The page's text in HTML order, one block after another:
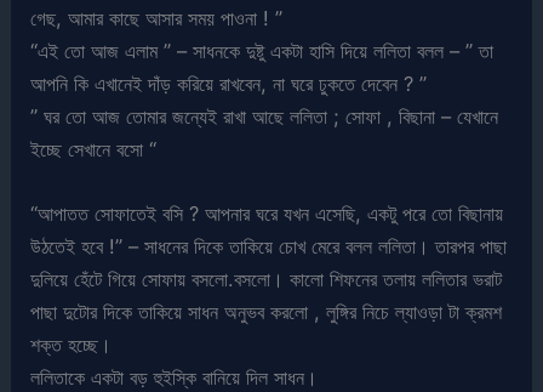
গেছ, আমার কাছে আসার সময় পাওনা ! ”
“এই তো আজ এলাম ” – সাধনকে দুষ্টু একটা হাসি দিয়ে ললিতা বলল – ” তা
আপনি কি এখানেই দাঁড় করিয়ে রাখবেন, না ঘরে ঢুকতে দেবেন ? ”
” ঘর তো আজ তোমার জন্যেই রাখা আছে ললিতা ; সোফা , বিছানা – যেখানে
ইচ্ছে সেখানে বসো “
“আপাতত সোফাতেই বসি ? আপনার ঘরে যখন এসেছি, একটু পরে তো বিছানায়
উঠতেই হবে !” – সাধনের দিকে তাকিয়ে চোখ মেরে বলল ললিতা। তারপর পাছা
দুলিয়ে হেঁটে গিয়ে সোফায় বসলো.বসলো। কালো শিফনের তলায় ললিতার ভরাট
পাছা দুটোর দিকে তাকিয়ে সাধন অনুভব করলো , লুঙ্গির নিচে ল্যাওড়া টা ক্রমশ
শক্ত হচ্ছে।
ললিতাকে একটা বড় হুইস্কি বানিয়ে দিল সাধন।